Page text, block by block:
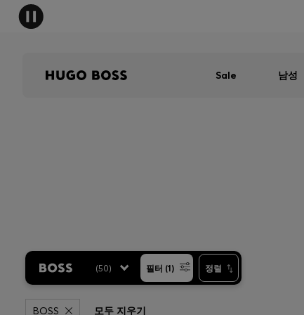
Sale 남성
(50) 필터 (1) 정렬
BOSS 모두 지우기